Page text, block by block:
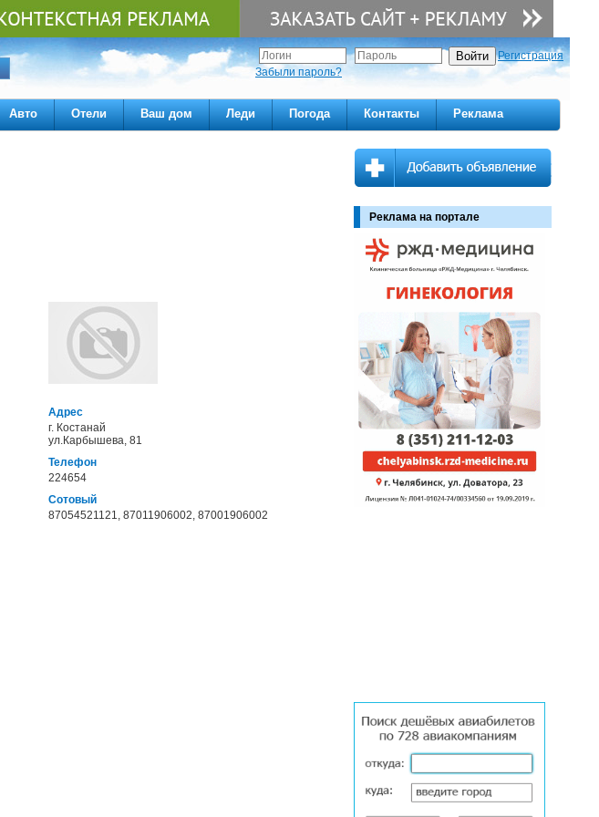
Регистрация
Забыли пароль?
Авто Отели Ваш дом Леди Погода Контакты Реклама
Адрес
г. Костанай
ул.Карбышева, 81
Телефон
224654
Сотовый
87054521121, 87011906002, 87001906002
Реклама на портале